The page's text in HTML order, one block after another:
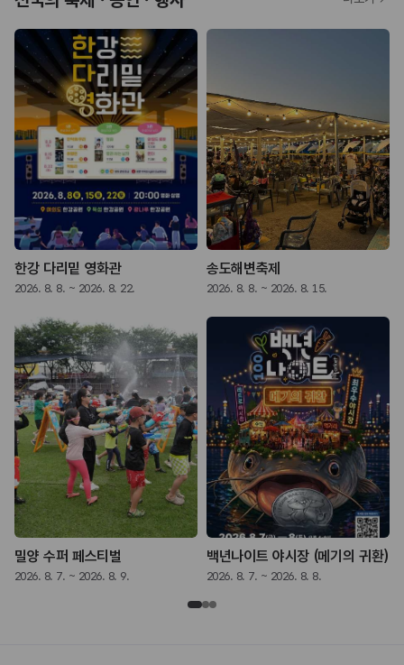
한강 다리밑 영화관
2026. 8. 8. ~ 2026. 8. 22.
송도해변축제
2026. 8. 8. ~ 2026. 8. 15.
밀양 수퍼 페스티벌
2026. 8. 7. ~ 2026. 8. 9.
백년나이트 야시장 (메기의 귀환)
2026. 8. 7. ~ 2026. 8. 8.